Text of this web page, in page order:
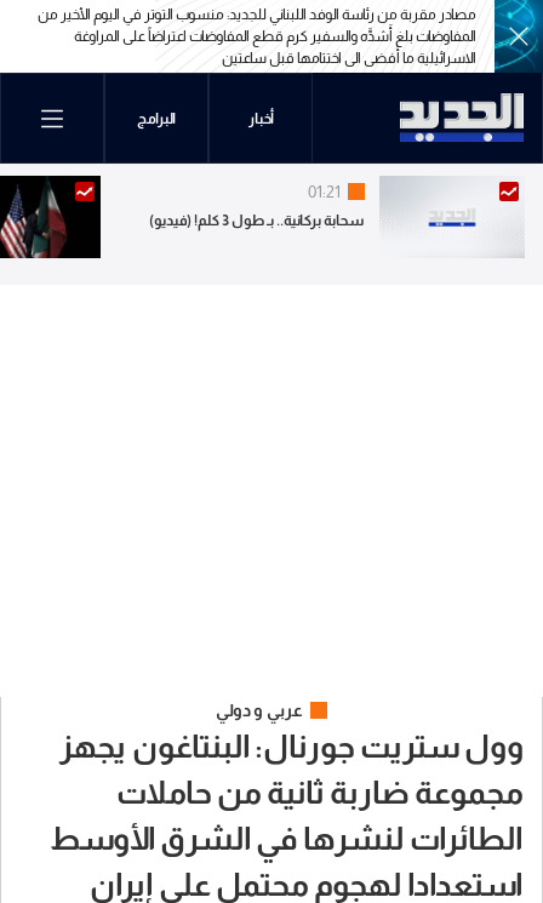
التوتر في اليوم الأخير من
اعتراضاً على المراوغة
اعتراضاً على المراوغة
مصادر مقربة من رئاسة الوفد اللبناني للجديد تعليقاً على
الإسرائيلي "من شو مستغربين" أعطونا البدائل التي تحمي
تكمن لها إسرائيل وقد أعدّت عدّتها
الإسرائيلي "من شو مستغربين" أعطونا البدائل التي تحمي
تكمن لها إسرائيل وقد أعدّت عدّتها
أخبار البرامج
01:21
سحابة بركانية.. بـ طول 3 كلم! (فيديو)
عربي و دولي
وول ستريت جورنال: البنتاغون يجهز
مجموعة ضاربة ثانية من حاملات
الطائرات لنشرها في الشرق الأوسط
استعدادا لهجوم محتمل على إيران